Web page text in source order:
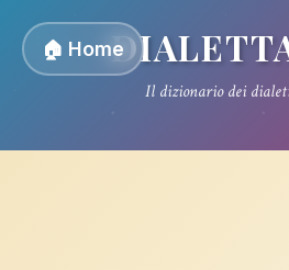
🏠 Home
Il dizionario dei